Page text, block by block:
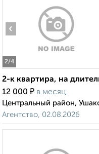
2/4
‹
2-к квартира, на
12 000 ₽ в месяц
Центральный район,
Агентство, 02.08.2026